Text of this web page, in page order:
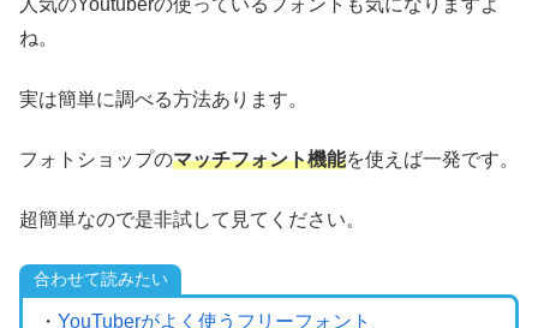
人気のYoutuberの使っているフォントも気になりますよ
ね。
実は簡単に調べる方法あります。
フォトショップのマッチフォント機能を使えば一発です。
超簡単なので是非試して見てください。
合わせて読みたい
・ YouTuberがよく使うフリーフォント